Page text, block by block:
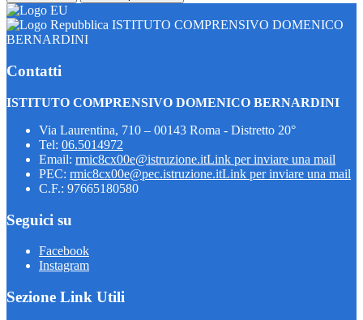
ISTITUTO COMPRENSIVO DOMENICO
BERNARDINI
Contatti
ISTITUTO COMPRENSIVO DOMENICO BERNARDINI
Via Laurentina, 710 – 00143 Roma - Distretto 20°
Tel: 06.5014972
Email: rmic8cx00e@istruzione.itLink per inviare una mail
PEC: rmic8cx00e@pec.istruzione.itLink per inviare una mail
C.F.: 97665180580
Seguici su
Facebook
Instagram
Sezione Link Utili